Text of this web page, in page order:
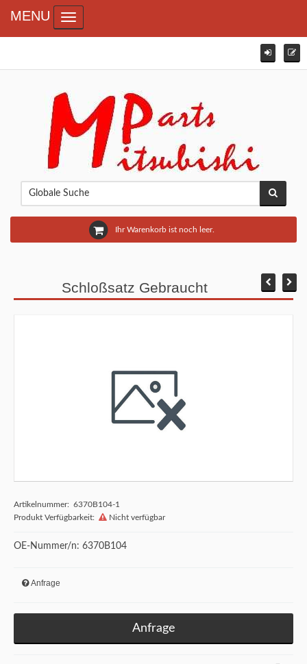
Ihr Warenkorb ist noch leer.
MENU Toggle navigation
Schloßsatz Gebraucht
Artikelnummer: 6370B104-1
Produkt Verfügbarkeit:
Nicht verfügbar
OE-Nummer/n: 6370B104
Anfrage
Anfrage